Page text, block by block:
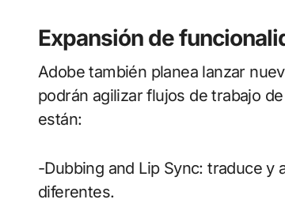
Expansión de
Adobe también planea lanzar
podrán agilizar flujos de trabajo
están:
-Dubbing and Lip Sync: traduce y
diferentes.